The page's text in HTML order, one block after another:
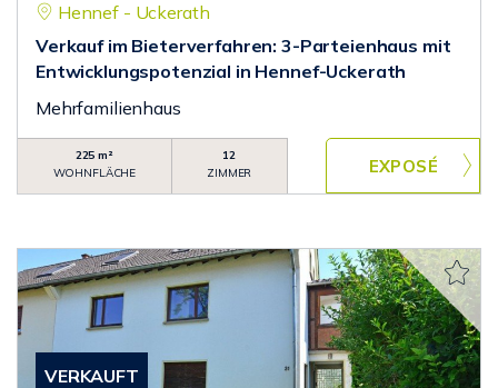
Hennef - Uckerath
Verkauf im Bieterverfahren: 3-Parteienhaus mit
Entwicklungspotenzial in Hennef-Uckerath
Mehrfamilienhaus
225 m²
WOHNFLÄCHE
12
ZIMMER
VERKAUFT